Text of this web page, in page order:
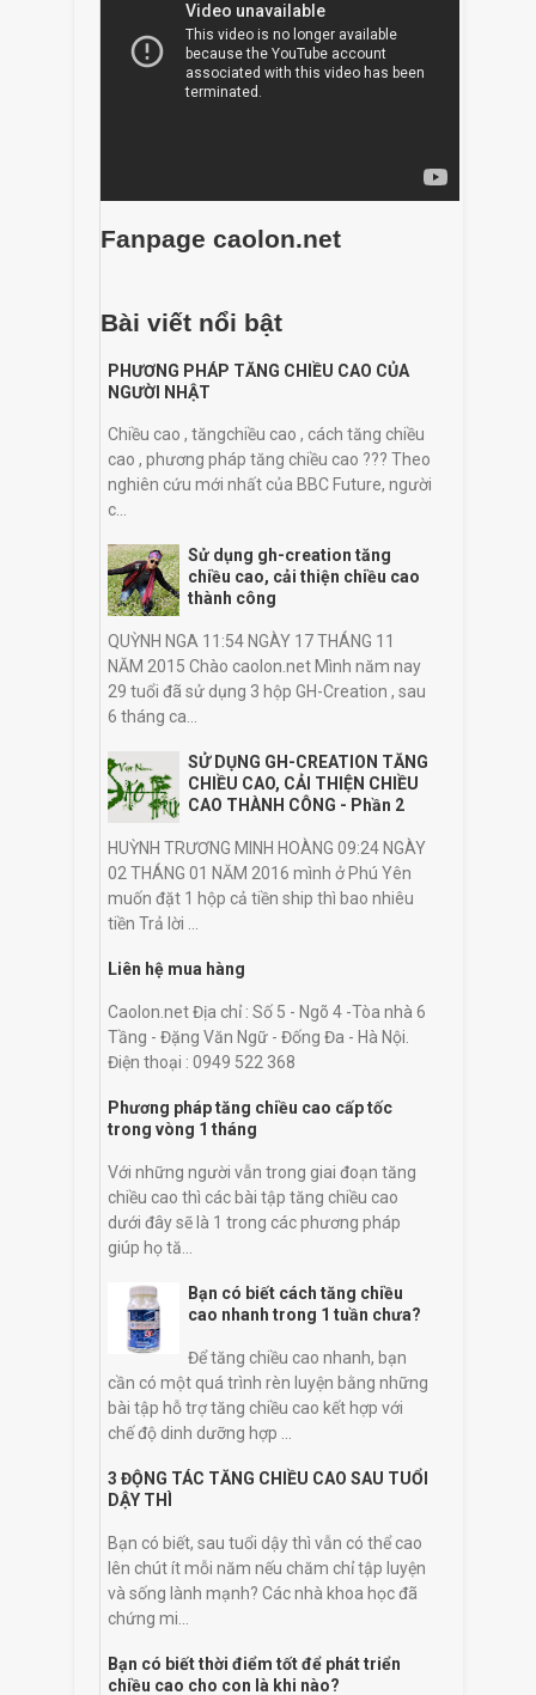
Fanpage caolon.net
Bài viết nổi bật
PHƯƠNG PHÁP TĂNG CHIỀU CAO CỦA
NGƯỜI NHẬT
Chiều cao , tăngchiều cao , cách tăng chiều
cao , phương pháp tăng chiều cao ??? Theo
nghiên cứu mới nhất của BBC Future, người
c...
Sử dụng gh-creation tăng
chiều cao, cải thiện chiều cao
thành công
QUỲNH NGA 11:54 NGÀY 17 THÁNG 11
NĂM 2015 Chào caolon.net Mình năm nay
29 tuổi đã sử dụng 3 hộp GH-Creation , sau
6 tháng ca...
SỬ DỤNG GH-CREATION TĂNG
CHIỀU CAO, CẢI THIỆN CHIỀU
CAO THÀNH CÔNG - Phần 2
HUỲNH TRƯƠNG MINH HOÀNG 09:24 NGÀY
02 THÁNG 01 NĂM 2016 mình ở Phú Yên
muốn đặt 1 hộp cả tiền ship thì bao nhiêu
tiền Trả lời ...
Liên hệ mua hàng
Caolon.net Địa chỉ : Số 5 - Ngõ 4 -Tòa nhà 6
Tầng - Đặng Văn Ngữ - Đống Đa - Hà Nội.
Điện thoại : 0949 522 368
Phương pháp tăng chiều cao cấp tốc
trong vòng 1 tháng
Với những người vẫn trong giai đoạn tăng
chiều cao thì các bài tập tăng chiều cao
dưới đây sẽ là 1 trong các phương pháp
giúp họ tă...
Bạn có biết cách tăng chiều
cao nhanh trong 1 tuần chưa?
Để tăng chiều cao nhanh, bạn
cần có một quá trình rèn luyện bằng những
bài tập hỗ trợ tăng chiều cao kết hợp với
chế độ dinh dưỡng hợp ...
3 ĐỘNG TÁC TĂNG CHIỀU CAO SAU TUỔI
DẬY THÌ
Bạn có biết, sau tuổi dậy thì vẫn có thể cao
lên chút ít mỗi năm nếu chăm chỉ tập luyện
và sống lành mạnh? Các nhà khoa học đã
chứng mi...
Bạn có biết thời điểm tốt để phát triển
chiều cao cho con là khi nào?